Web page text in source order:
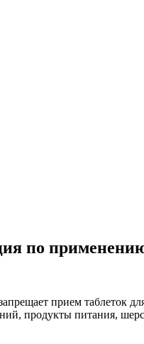
по
прием таблеток
продукты питания,